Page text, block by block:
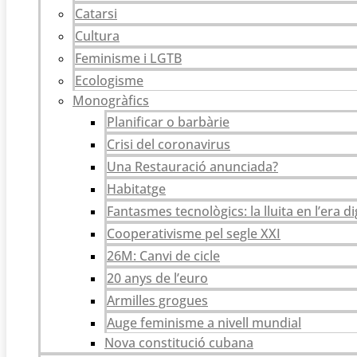
Catarsi
Cultura
Feminisme i LGTB
Ecologisme
Monogràfics
Planificar o barbàrie
Crisi del coronavirus
Una Restauració anunciada?
Habitatge
Fantasmes tecnològics: la lluita en l’era
Cooperativisme pel segle XXI
26M: Canvi de cicle
20 anys de l’euro
Armilles grogues
Auge feminisme a nivell mundial
Nova constitució cubana